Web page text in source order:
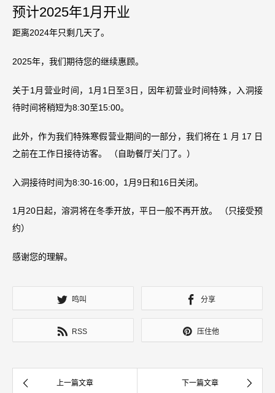
预计2025年1月开业
距离2024年只剩几天了。
2025年，我们期待您的继续惠顾。
关于1月营业时间，1月1日至3日，因年初营业时间特殊，入洞接
待时间将稍短为8:30至15:00。
此外，作为我们特殊寒假营业期间的一部分，我们将在 1 月 17 日
之前在工作日接待访客。 （自助餐厅关门了。）
入洞接待时间为8:30-16:00，1月9日和16日关闭。
1月20日起，溶洞将在冬季开放，平日一般不再开放。 （只接受预
约）
感谢您的理解。
鸣叫 分享
RSS 压住他